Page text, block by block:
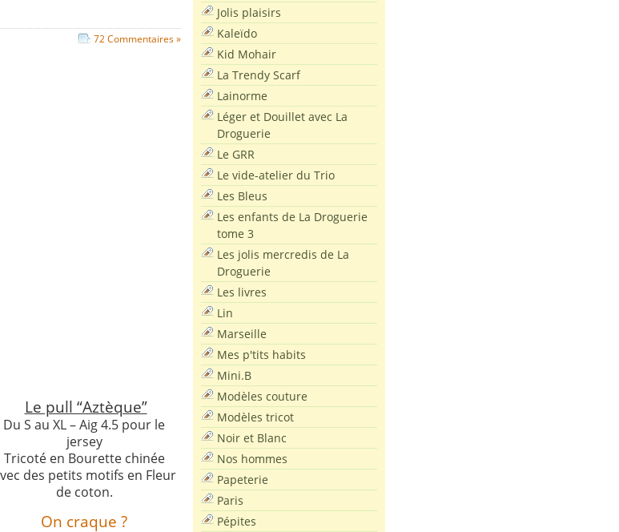
72 Commentaires »
Le pull “Aztèque”
Du S au XL – Aig 4.5 pour le
jersey
Tricoté en Bourette chinée
des petits motifs en Fleur
de coton.
On craque ?
Jolis plaisirs
Kaleïdo
Kid Mohair
La Trendy Scarf
Lainorme
Léger et Douillet avec La
Droguerie
Le GRR
Le vide-atelier du Trio
Les Bleus
Les enfants de La Droguerie
tome 3
Les jolis mercredis de La
Droguerie
Les livres
Lin
Marseille
Mes p'tits habits
Mini.B
Modèles couture
Modèles tricot
Noir et Blanc
Nos hommes
Papeterie
Paris
Pépites